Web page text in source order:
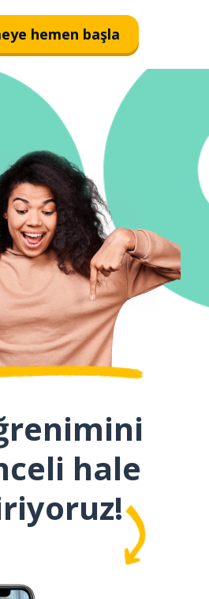
hemen başla
hale